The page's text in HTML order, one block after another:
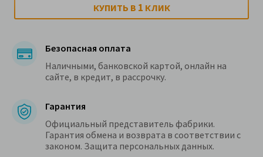
КУПИТЬ В 1 КЛИК
Безопасная оплата
Наличными, банковской картой, онлайн на
сайте, в кредит, в рассрочку.
Гарантия
Официальный представитель фабрики.
Гарантия обмена и возврата в соответствии с
законом. Защита персональных данных.